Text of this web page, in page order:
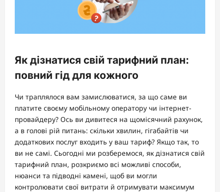
Як дізнатися свій тарифний план:
повний гід для кожного
Чи траплялося вам замислюватися, за що саме ви
платите своєму мобільному оператору чи інтернет-
провайдеру? Ось ви дивитеся на щомісячний рахунок,
а в голові рій питань: скільки хвилин, гігабайтів чи
додаткових послуг входить у ваш тариф? Якщо так, то
ви не самі. Сьогодні ми розберемося, як дізнатися свій
тарифний план, розкриємо всі можливі способи,
нюанси та підводні камені, щоб ви могли
контролювати свої витрати й отримувати максимум